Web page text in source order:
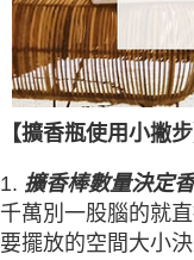
【擴香瓶使用小撇步
1. 擴香棒數量決定
千萬別一股腦的就
要擺放的空間大小